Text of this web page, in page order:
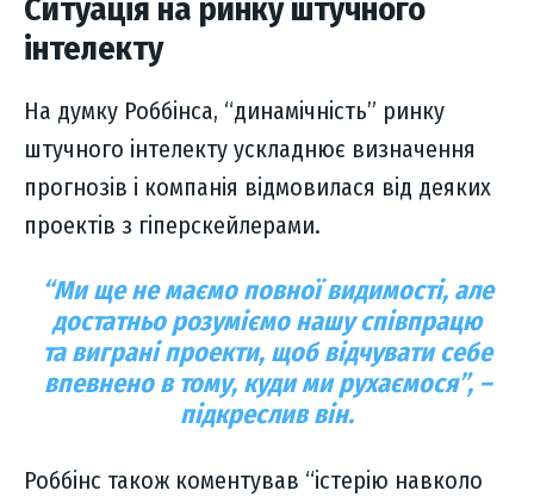
Ситуація на ринку штучного
інтелекту
На думку Роббінса, “динамічність” ринку
штучного інтелекту ускладнює визначення
прогнозів і компанія відмовилася від деяких
проектів з гіперскейлерами.
“Ми ще не маємо повної видимості, але
достатньо розуміємо нашу співпрацю
та виграні проекти, щоб відчувати себе
впевнено в тому, куди ми рухаємося”, –
підкреслив він.
Роббінс також коментував “істерію навколо